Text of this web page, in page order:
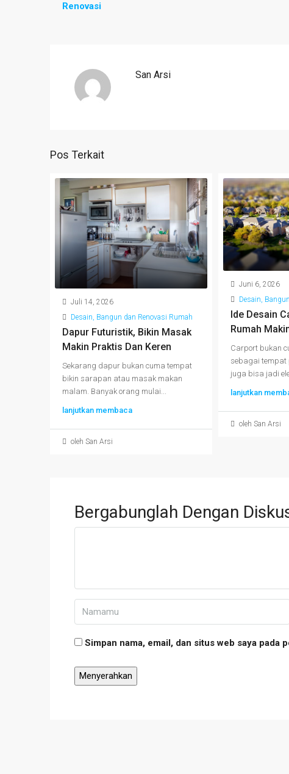
Renovasi
San Arsi
Pos Terkait
Juli 14, 2026
Desain, Bangun dan Renovasi Rumah
Dapur Futuristik, Bikin Masak
Makin Praktis Dan Keren
Sekarang dapur bukan cuma tempat
bikin sarapan atau masak makan
malam. Banyak orang mulai...
lanjutkan membaca
oleh San Arsi
Juni 6, 2026
Desain,
Ide Desain
Rumah
Carport bukan
sebagai
juga bisa jadi
lanjutkan
oleh San Arsi
Bergabunglah Dengan
Simpan nama, email, dan situs web saya pada